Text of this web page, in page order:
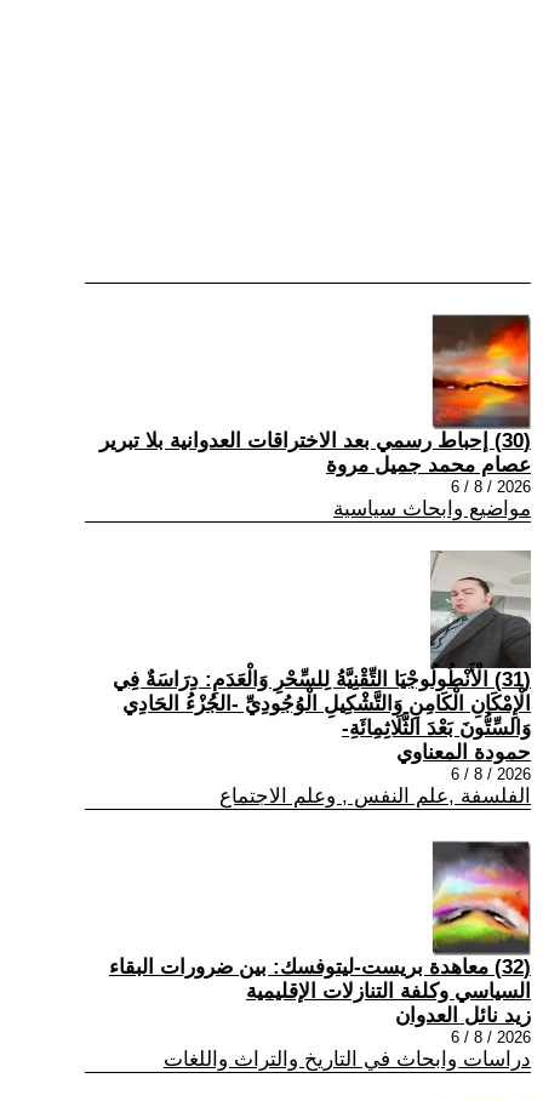
(30) إحباط رسمي بعد الاختراقات العدوانية بلا تبرير
عصام محمد جميل مروة
2026 / 8 / 6
مواضيع وابحاث سياسية
(31) الْأَنْطُولُوجْيَا التِّقْنِيَّةُ لِلسِّحْرِ وَالْعَدَمِ: دِرَاسَةٌ فِي
الْإِمْكَانِ الْكَامِنِ وَالتَّشْكِيلِ الْوُجُودِيِّ -الجُزْءُ الحَادِي
وَالسِّتُّونَ بَعْدَ الثَّلَاثِمِائَةِ-
حمودة المعناوي
2026 / 8 / 6
الفلسفة ,علم النفس , وعلم الاجتماع
(32) معاهدة بريست-ليتوفسك: بين ضرورات البقاء
السياسي وكلفة التنازلات الإقليمية
زيد نائل العدوان
2026 / 8 / 6
دراسات وابحاث في التاريخ والتراث واللغات